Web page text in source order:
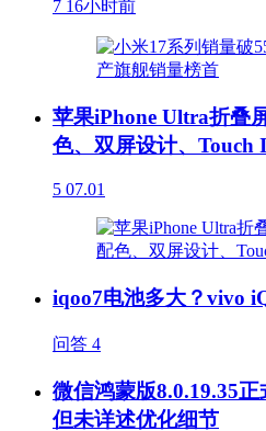
7 16小时前
苹果iPhone Ultra折叠
色、双屏设计、Touch
5 07.01
iqoo7电池多大？vivo
问答 4
微信鸿蒙版8.0.19.35
但未详述优化细节